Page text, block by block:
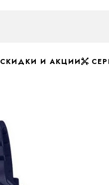
СКИДКИ И АКЦИИ